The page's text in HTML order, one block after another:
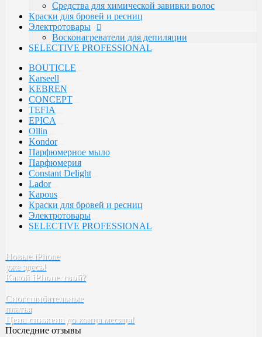
Hair Company
Kondor
Сталекс
Depiltouch
Solinberg
Mertz
Mozart
Camillen
White Line
Camillen 60
RuNail Professional
Ekel
Lebelage
Constant Delight
Schwarzkopf Professional
RefectoCil
Godefroy Eyebrow
Henna Expert
Lador
Bouticle
SELECTIVE
Karseell
EPICA
Средства для химической завивки волос
Краски для бровей и ресниц
Электротовары
Восконагреватели для депиляции
SELECTIVE PROFESSIONAL
BOUTICLE
Karseell
KEBREN
CONCEPT
TEFIA
EPICA
Ollin
Kondor
Парфюмерное мыло
Парфюмерия
Constant Delight
Lador
Kapous
Краски для бровей и ресниц
Электротовары
SELECTIVE PROFESSIONAL
Новые iPhone
уже здесь!
Какой iPhone твой?
Сногсшибательные
платья
Цена снижена до конца месяца!
Последние отзывы